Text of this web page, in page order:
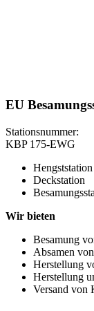
EU
Stationsnummer:
KBP 175-EWG
Hengststation
Deckstation
Wir bieten
Besamung
Absamen
Herstellung
Herstellung
Versand von